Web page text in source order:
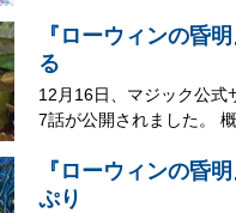
『ローウィンの昏
る
12月16日、マジック公式
7話が公開されました。
『ローウィンの昏
ぷり